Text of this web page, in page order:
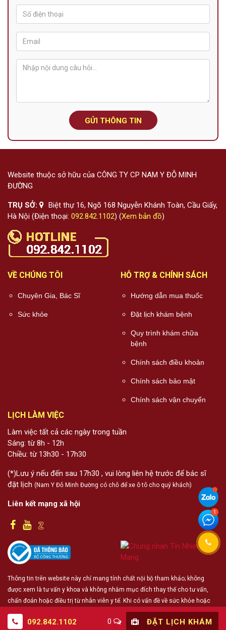
GỬI THÔNG TIN
Website thuộc sở hữu của CÔNG TY CP NAM Y ĐỖ MINH
ĐƯỜNG
TRỤ SỞ:
Biệt thự 16, Ngõ 168 Nguyễn Khánh Toàn, Cầu Giấy,
Hà Nội (Điện thoại: 092.842.1102) (Xem bản đồ)
VỀ CHÚNG TÔI
Chuyên Gia, Bác Sĩ
Sức khỏe
HỖ TRỢ & CHÍNH SÁCH
Hướng dẫn mua thuốc
Đặt lịch khám bệnh
Quy trình khám chữa
bệnh
Chính sách điều khoản
Chính sách bảo mật
Chính sách vận chuyển
LỊCH LÀM VIỆC
Làm việc tất cả các ngày trong tuần
Sáng: từ 8h - 12h
Chiều: từ 13h30 - 17h30
(*)Lưu ý nếu đến sau 17h30 , vui lòng liên hệ trước để bác sĩ
đặt lịch (Nam Y Đỗ Minh Đường có chỗ để xe ô tô cho quý khách)
Liên kết mạng xã hội
Thông tin trên website này chỉ mang tính chất nội bộ tham khảo; không
được xem là tư vấn y khoa và không nhằm mục đích thay thế cho tư vấn,
chẩn đoán hoặc điều trị từ nhân viên y tế. Khi có vấn đề về sức khỏe hoặc
cần hỗ trợ cấp cứu người đọc cần liên hệ bác sĩ và cơ sở y tế gần nhất
092.842.1102 0 ĐẶT LỊCH KHÁM